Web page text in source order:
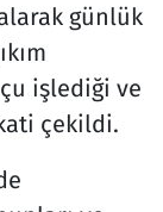
günlük
işlediği ve
çekildi.